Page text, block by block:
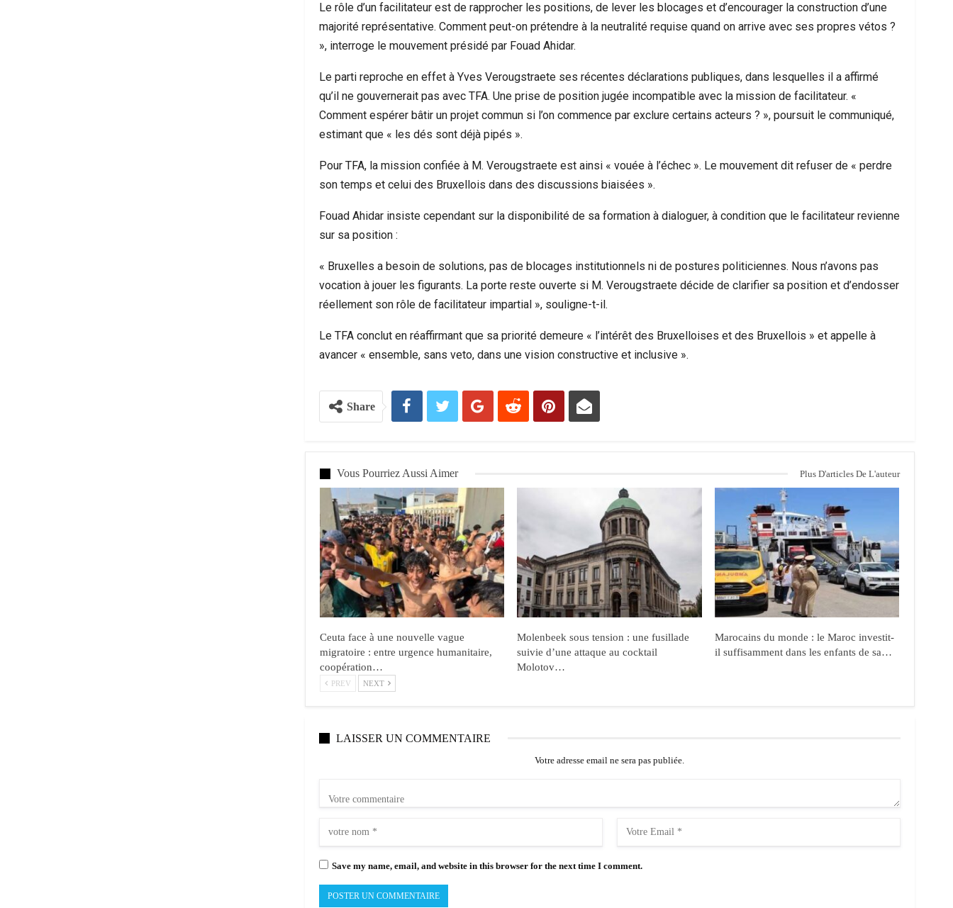
Le rôle d’un facilitateur est de rapprocher les positions, de lever les blocages et d’encourager la construction d’une
majorité représentative. Comment peut-on prétendre à la neutralité requise quand on arrive avec ses propres vétos ?
», interroge le mouvement présidé par Fouad Ahidar.
Le parti reproche en effet à Yves Verougstraete ses récentes déclarations publiques, dans lesquelles il a affirmé
qu’il ne gouvernerait pas avec TFA. Une prise de position jugée incompatible avec la mission de facilitateur. «
Comment espérer bâtir un projet commun si l’on commence par exclure certains acteurs ? », poursuit le communiqué,
estimant que « les dés sont déjà pipés ».
Pour TFA, la mission confiée à M. Verougstraete est ainsi « vouée à l’échec ». Le mouvement dit refuser de « perdre
son temps et celui des Bruxellois dans des discussions biaisées ».
Fouad Ahidar insiste cependant sur la disponibilité de sa formation à dialoguer, à condition que le facilitateur revienne
sur sa position :
« Bruxelles a besoin de solutions, pas de blocages institutionnels ni de postures politiciennes. Nous n’avons pas
vocation à jouer les figurants. La porte reste ouverte si M. Verougstraete décide de clarifier sa position et d’endosser
réellement son rôle de facilitateur impartial », souligne-t-il.
Le TFA conclut en réaffirmant que sa priorité demeure « l’intérêt des Bruxelloises et des Bruxellois » et appelle à
avancer « ensemble, sans veto, dans une vision constructive et inclusive ».
Share
Vous Pourriez Aussi Aimer Plus D'articles De L'auteur
Ceuta face à une nouvelle vague
migratoire : entre urgence humanitaire,
coopération…
Molenbeek sous tension : une fusillade
suivie d’une attaque au cocktail
Molotov…
Marocains du monde : le Maroc investit-
il suffisamment dans les enfants de sa…
PREV NEXT
LAISSER UN COMMENTAIRE
Votre adresse email ne sera pas publiée.
Save my name, email, and website in this browser for the next time I comment.